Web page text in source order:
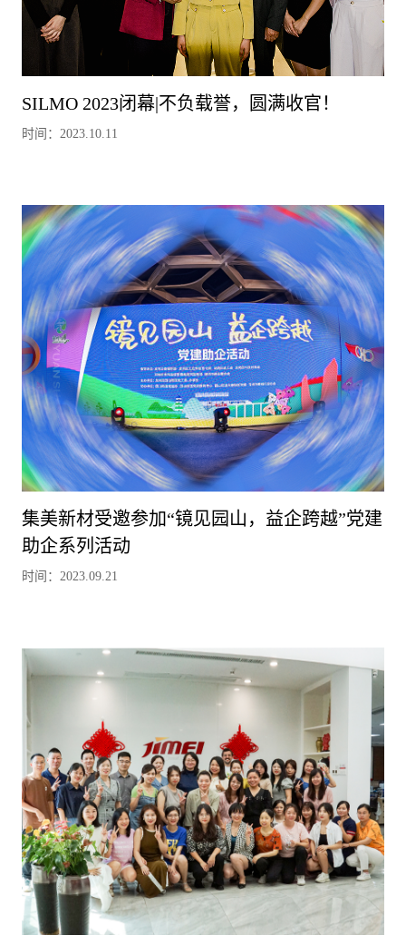
SILMO 2023闭幕|不负载誉，圆满收官！
时间：2023.10.11
集美新材受邀参加“镜见园山，益企跨越”党建
助企系列活动
时间：2023.09.21